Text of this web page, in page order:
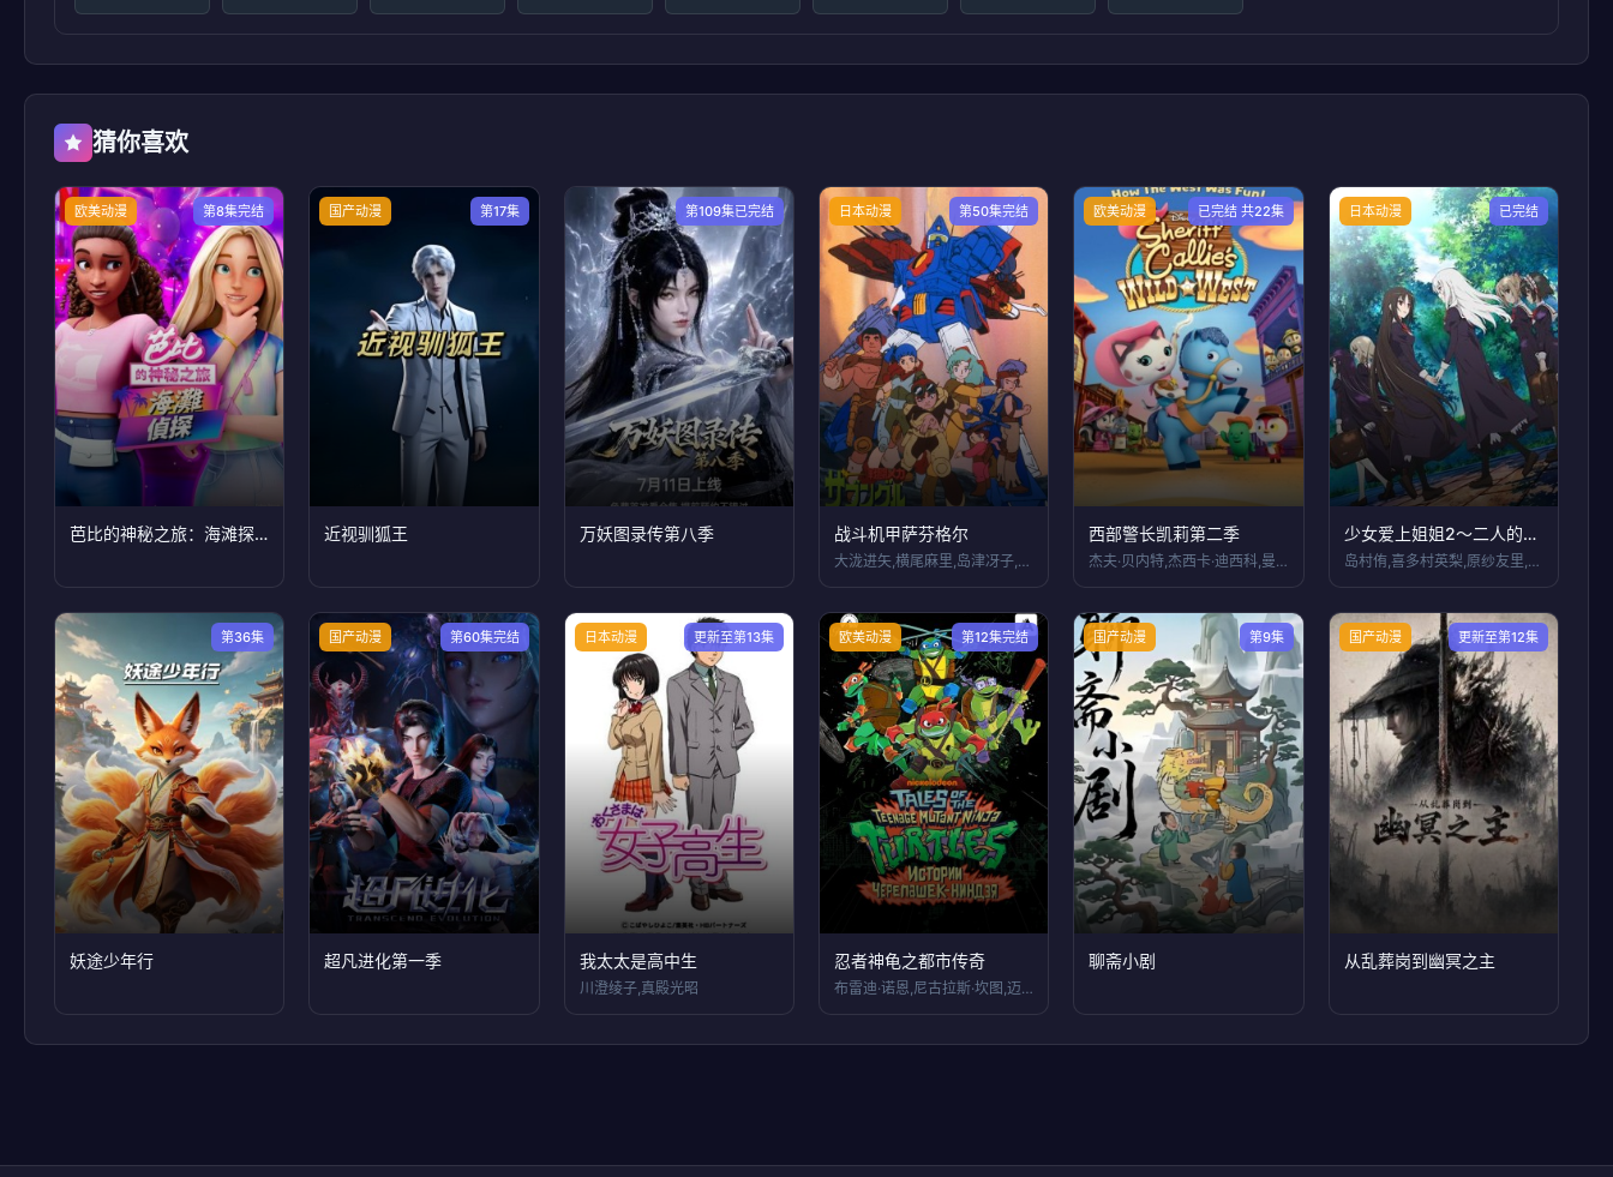
猜你喜欢
欧美动漫 第8集完结
芭比的神秘之旅：海滩探案集国语版
国产动漫 第17集
近视驯狐王
第109集已完结
万妖图录传第八季
日本动漫 第50集完结
战斗机甲萨芬格尔
大泷进矢,横尾麻里,岛津冴子,古川登志夫
欧美动漫 已完结 共22集
西部警长凯莉第二季
杰夫·贝内特,杰西卡·迪西科,曼迪·摩尔
日本动漫 已完结
少女爱上姐姐2～二人的ELDER～
岛村侑,喜多村英梨,原纱友里,華山梨彩,
第36集
妖途少年行
国产动漫 第60集完结
超凡进化第一季
日本动漫 更新至第13集
我太太是高中生
川澄绫子,真殿光昭
欧美动漫 第12集完结
忍者神龟之都市传奇
布雷迪·诺恩,尼古拉斯·坎图,迈克·艾贝
国产动漫 第9集
聊斋小剧
国产动漫 更新至第12集
从乱葬岗到幽冥之主